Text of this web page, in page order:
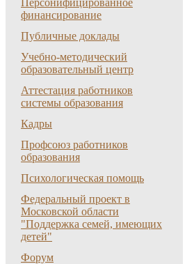
Персонифицированное
финансирование
Публичные доклады
Учебно-методический
образовательный центр
Аттестация работников
системы образования
Кадры
Профсоюз работников
образования
Психологическая помощь
Федеральный проект в
Московской области
"Поддержка семей, имеющих
детей"
Форум